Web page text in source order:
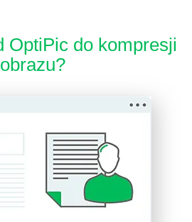
OptiPic do kompresji
obrazu?